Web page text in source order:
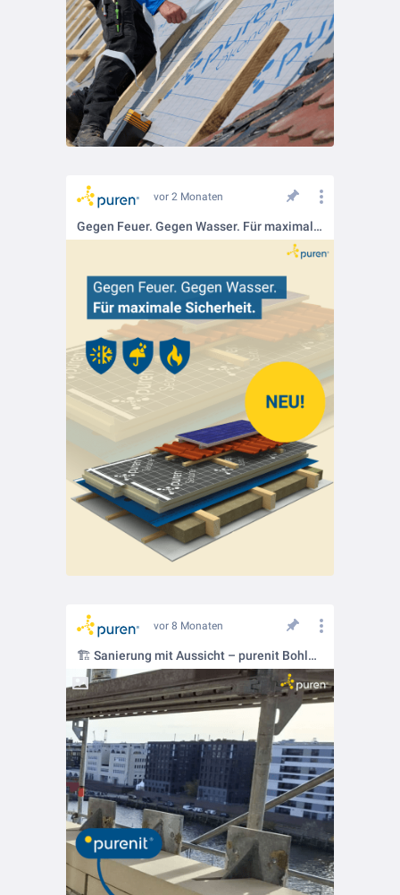
vor 2 Monaten
Gegen Feuer. Gegen Wasser. Für maximale Sicherheit💪
vor 8 Monaten
🏗️ Sanierung mit Aussicht – purenit Bohle im Einsatz auf Hamburger Hotelbalkon